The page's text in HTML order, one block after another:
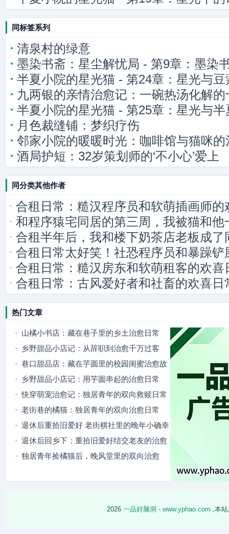
同标签系列
清泉村的绿意
墨染书斋：星尘解忧局 - 第9章：墨染
半夏小院的星光猫 - 第24章：星光与豆
九两银的亲情治愈记：一碗热汤化解
半夏小院的星光猫 - 第25章：星光与半
月色裁缝铺：梦织疗伤
邻家小院的暖暖时光：咖啡馆与猫咪的
酒局护短：32岁策划师的‘不小心’爱上
同分类其他作者
合租日常：糙汉程序员和软萌插画师的
和程序猿宅同居的第三周，我被猫和他
合租半年后，我和楼下奶茶店老板成了
合租日常太好笑！社恐程序员和暴躁铲
合租日常：糙汉房东和软萌租客的欢喜
合租日常：古风爱好者和社畜的欢喜日
热门文章
山橘小书店：藏在巷子里的乡土治愈日常
乡野甜品小店记：从辞职到治愈千万过客
巷口甜品店：藏在芋圆里的校园闺蜜治愈故
事
乡野甜品小店记：用芋圆串起的治愈日常
快穿萌宠治愈记：独居青年的双向救赎日常
老街巷的橘猫：独居青年的双向治愈日常
退休后重拾旧爱好 老街棋社里的晚年小确幸
退休后回乡下：重拾旧爱好结交老友的治愈
日常
独居青年捡橘猫后，晚风堂里的双向治愈
2026 一品好脑洞 - www.yphao.com ,本